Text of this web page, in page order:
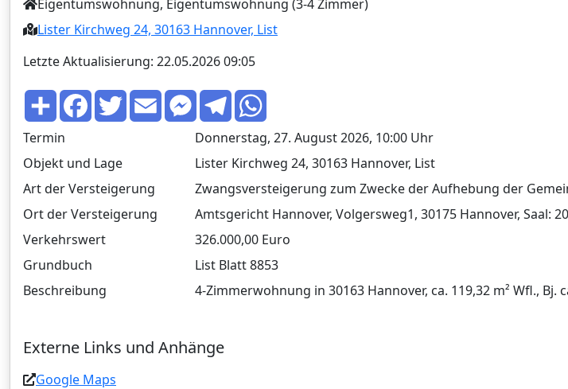
Eigentumswohnung, Eigentumswohnung (3-4 Zimmer)
Lister Kirchweg 24, 30163 Hannover, List
Letzte Aktualisierung: 22.05.2026 09:05
T
l
e
n
F
c
o
o
k
T
w
E
m
a
M
s
s
e
n
g
e
r
T
e
g
r
a
m
s
A
p
p
Termin
Donnerstag, 27. August 2026, 10:00 Uhr
Objekt und Lage
Lister Kirchweg 24, 30163 Hannover, List
Art der Versteigerung
Zwangsversteigerung zum Zwecke der Aufhebung der
Ort der Versteigerung
Amtsgericht Hannover, Volgersweg1, 30175 Hannover, Saal:
Verkehrswert
326.000,00 Euro
Grundbuch
List Blatt 8853
Beschreibung
4-Zimmerwohnung in 30163 Hannover, ca. 119,32 m² Wfl., Bj.
Externe Links und Anhänge
Google Maps